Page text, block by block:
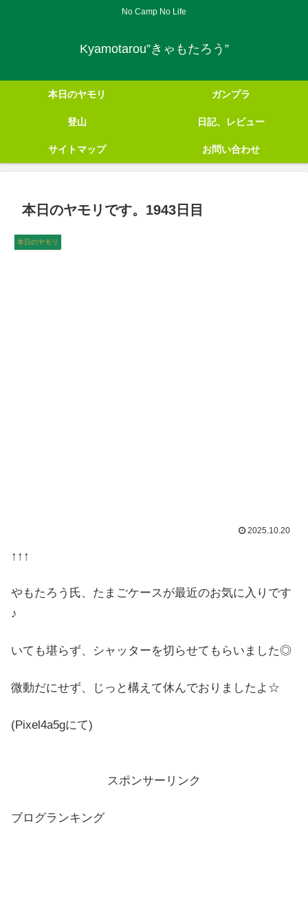
No Camp No Life
Kyamotarou”きゃもたろう”
本日のヤモリ ガンプラ
登山 日記、レビュー
サイトマップ お問い合わせ
本日のヤモリです。1943日目
本日のヤモリ
2025.10.20
↑↑↑
やもたろう氏、たまごケースが最近のお気に入りです
♪
いても堪らず、シャッターを切らせてもらいました◎
微動だにせず、じっと構えて休んでおりましたよ☆
(Pixel4a5gにて)
スポンサーリンク
ブログランキング